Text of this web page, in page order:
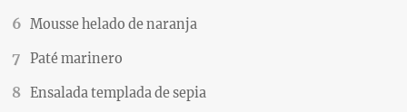
Mousse helado de naranja
Paté marinero
Ensalada templada de sepia